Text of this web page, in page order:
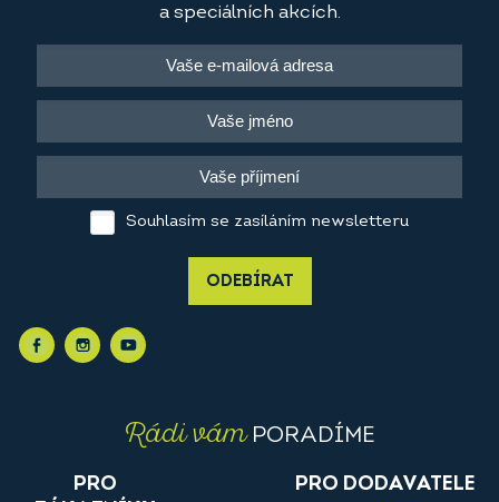
a speciálních akcích.
Souhlasím se zasíláním newsletteru
ODEBÍRAT
Rádi vámPORADÍME
PRO
PRO DODAVATELE